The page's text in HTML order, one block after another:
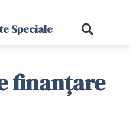
Speciale
finanțare